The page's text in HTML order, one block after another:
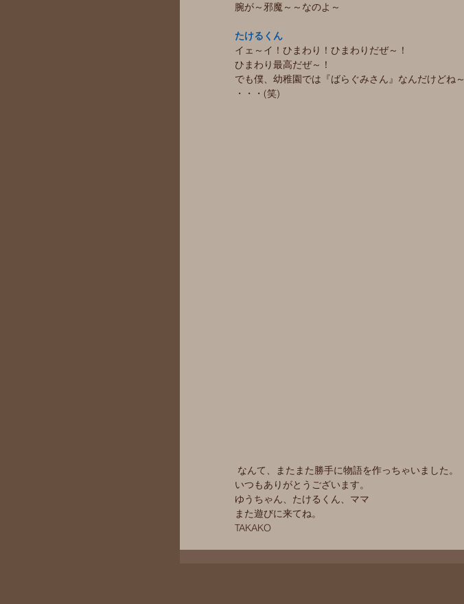
腕が～邪魔～～なのよ～
たけるくん
イェ～イ！ひまわり！ひまわりだぜ～！
ひまわり最高だぜ～！
でも僕、幼稚園では『ばらぐみさん』なんだけどね～
・・・(笑)
なんて、またまた勝手に物語を作っちゃいました。
いつもありがとうございます。
ゆうちゃん、たけるくん、ママ
また遊びに来てね。
TAKAKO